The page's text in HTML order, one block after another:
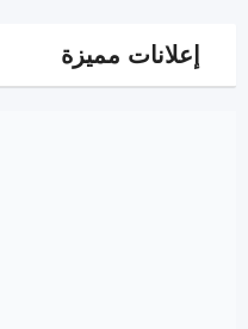
إعلانات مميزة